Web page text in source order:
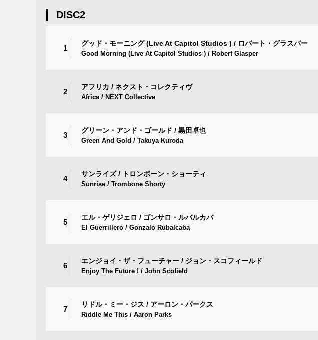
DISC2
1
グッド・モーニング (Live At Capitol Studios ) / ロバート・グラスパー
Good Morning (Live At Capitol Studios ) / Robert Glasper
2
アフリカ / ネクスト・コレクティヴ
Africa / NEXT Collective
3
グリーン・アンド・ゴールド / 黒田卓也
Green And Gold / Takuya Kuroda
4
サンライズ / トロンボーン・ショーティ
Sunrise / Trombone Shorty
5
エル・ゲリジェロ / ゴンサロ・ルバルカバ
El Guerrillero / Gonzalo Rubalcaba
6
エンジョイ・ザ・フューチャー / ジョン・スコフィールド
Enjoy The Future ! / John Scofield
7
リドル・ミー・ジス / アーロン・パークス
Riddle Me This / Aaron Parks